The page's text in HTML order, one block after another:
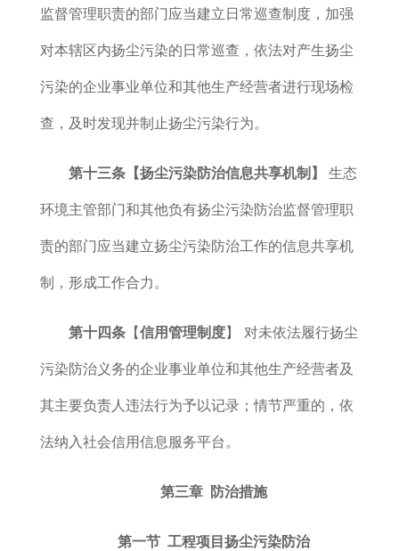
监督管理职责的部门应当建立日常巡查制度，加强
对本辖区内扬尘污染的日常巡查，依法对产生扬尘
污染的企业事业单位和其他生产经营者进行现场检
查，及时发现并制止扬尘污染行为。
第十三条【扬尘污染防治信息共享机制】 生态
环境主管部门和其他负有扬尘污染防治监督管理职
责的部门应当建立扬尘污染防治工作的信息共享机
制，形成工作合力。
第十四条 【信用管理制度】 对未依法履行扬尘
污染防治义务的企业事业单位和其他生产经营者及
其主要负责人违法行为予以记录；情节严重的，依
法纳入社会信用信息服务平台。
第三章 防治措施
第一节 工程项目扬尘污染防治